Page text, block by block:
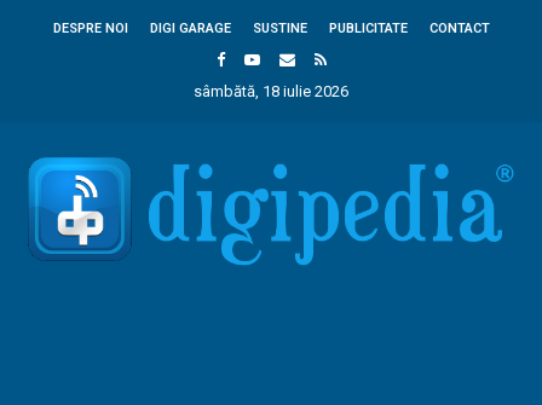
DESPRE NOI DIGI GARAGE SUSTINE PUBLICITATE CONTACT
sâmbătă, 18 iulie 2026